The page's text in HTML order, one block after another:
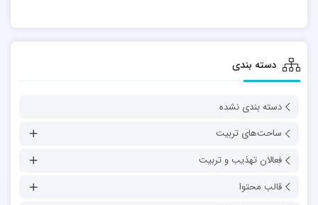
دسته بندی
دسته بندی نشده
ساحت‌های تربیت
فعالان تهذیب و تربیت
قالب محتوا